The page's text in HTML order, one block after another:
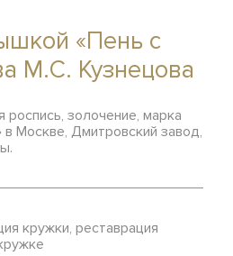
«Пень с
М.С. Кузнецова
золочение, марка
в Москве, Дмитровский завод,
кружки, реставрация